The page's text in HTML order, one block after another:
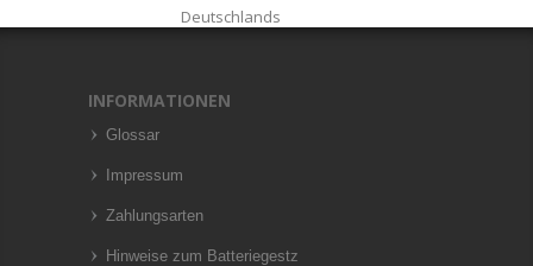
Deutschlands
INFORMATIONEN
Glossar
Impressum
Zahlungsarten
Hinweise zum Batteriegestz